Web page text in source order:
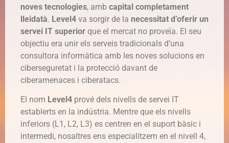
noves tecnologies, amb capital completament
lleidatà. Level4 va sorgir de la necessitat d’oferir un
servei IT superior que el mercat no proveïa. El seu
objectiu era unir els serveis tradicionals d’una
consultora informàtica amb les noves solucions en
ciberseguretat i la protecció davant de
ciberamenaces i ciberatacs.
El nom Level4 prové dels nivells de servei IT
establerts en la indústria. Mentre que els nivells
inferiors (L1, L2, L3) es centren en el suport bàsic i
intermedi, nosaltres ens especialitzem en el nivell 4,